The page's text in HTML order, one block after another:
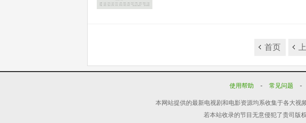
首页
使用帮助 - 常见问题 -
本网站提供的最新电视剧和电影资源均系收集于各大
若本站收录的节目无意侵犯了贵司版